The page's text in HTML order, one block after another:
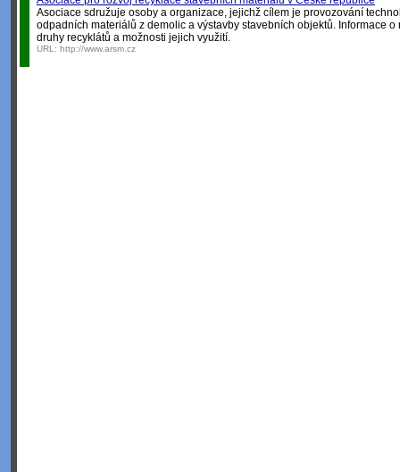
Asociace sdružuje osoby a organizace, jejichž cílem je provozování
odpadních materiálů z demolic a výstavby stavebních objektů. Informace
druhy recyklátů a možnosti jejich využití.
URL: http://www.arsm.cz